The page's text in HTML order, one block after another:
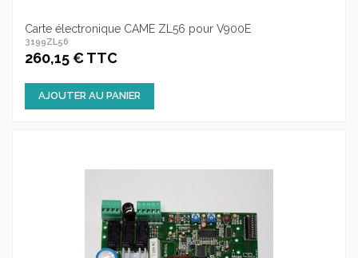
Carte électronique CAME ZL56 pour V900E
3199ZL56
260,15 € TTC
AJOUTER AU PANIER